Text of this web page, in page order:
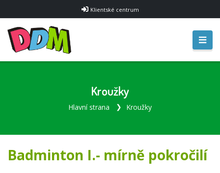
Klientské centrum
Kroužky
Hlavní strana Kroužky
Badminton I.- mírně pokročilí